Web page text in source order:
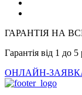
ГАРАНТІЯ НА
Гарантія від 1 до
ОНЛАЙН-